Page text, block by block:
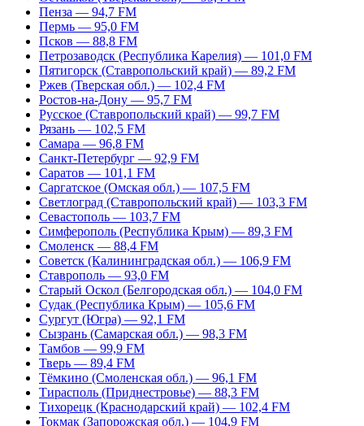
Пенза — 94,7 FM
Пермь — 95,0 FM
Псков — 88,8 FM
Петрозаводск (Республика Карелия) — 101,0 FM
Пятигорск (Ставропольский край) — 89,2 FM
Ржев (Тверская обл.) — 102,4 FM
Ростов-на-Дону — 95,7 FM
Русское (Ставропольский край) — 99,7 FM
Рязань — 102,5 FM
Самара — 96,8 FM
Санкт-Петербург — 92,9 FM
Саратов — 101,1 FM
Саргатское (Омская обл.) — 107,5 FM
Светлоград (Ставропольский край) — 103,3 FM
Севастополь — 103,7 FM
Симферополь (Республика Крым) — 89,3 FM
Смоленск — 88,4 FM
Советск (Калининградская обл.) — 106,9 FM
Ставрополь — 93,0 FM
Старый Оскол (Белгородская обл.) — 104,0 FM
Судак (Республика Крым) — 105,6 FM
Сургут (Югра) — 92,1 FM
Сызрань (Самарская обл.) — 98,3 FM
Тамбов — 99,9 FM
Тверь — 89,4 FM
Тёмкино (Смоленская обл.) — 96,1 FM
Тирасполь (Приднестровье) — 88,3 FM
Тихорецк (Краснодарский край) — 102,4 FM
Токмак (Запорожская обл.) — 104,9 FM